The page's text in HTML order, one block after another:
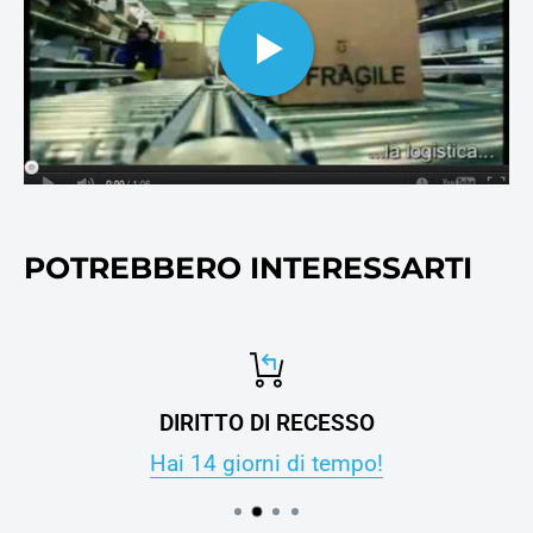
ovviamente alla carta per
stampanti e fotocopie.
POTREBBERO INTERESSARTI
DIRITTO DI RECESSO
Hai 14 giorni di tempo!